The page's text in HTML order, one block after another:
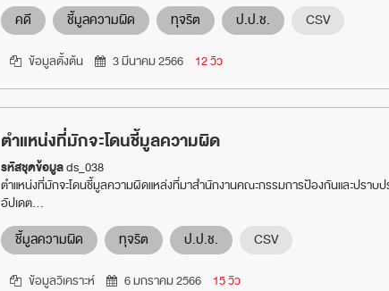
คดี ชี้มูลความผิด ทุจริต ป.ป.ช. CSV
ข้อมูลตั้งต้น 3 มีนาคม 2566 12 วิว
ตำแหน่งที่มักจะโดนชี้มูลความผิด
รหัสชุดข้อมูลds_038
ตำแหน่งที่มักจะโดนชี้มูลความผิดแหล่งที่มาสำนักงานคณะกรรมการป้องกันและปราบ
อัปเดต...
ชี้มูลความผิด ทุจริต ป.ป.ช. CSV
ข้อมูลวิเคราะห์ 6 มกราคม 2566 15 วิว